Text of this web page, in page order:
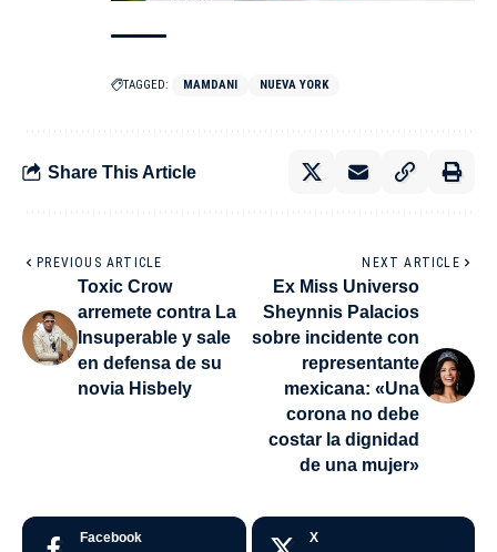
TAGGED: MAMDANI NUEVA YORK
Share This Article
PREVIOUS ARTICLE
Toxic Crow
arremete contra La
Insuperable y sale
en defensa de su
novia Hisbely
NEXT ARTICLE
Ex Miss Universo
Sheynnis Palacios
sobre incidente con
representante
mexicana: «Una
corona no debe
costar la dignidad
de una mujer»
Facebook X